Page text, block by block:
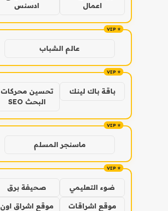
اعمال
ادسنس
عالم الشباب
باقة باك لينك
تحسين محركات
البحث SEO
ماسنجر المسلم
ضوء التعليمي صحيفة برق
موقع اشراقات
موقع اشراق اون